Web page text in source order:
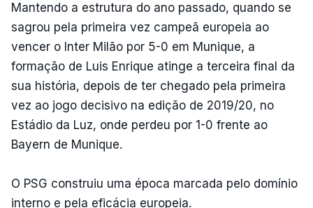
Mantendo a estrutura do ano passado, quando se
sagrou pela primeira vez campeã europeia ao
vencer o Inter Milão por 5-0 em Munique, a
formação de Luis Enrique atinge a terceira final da
sua história, depois de ter chegado pela primeira
vez ao jogo decisivo na edição de 2019/20, no
Estádio da Luz, onde perdeu por 1-0 frente ao
Bayern de Munique.
O PSG construiu uma época marcada pelo domínio
interno e pela eficácia europeia.